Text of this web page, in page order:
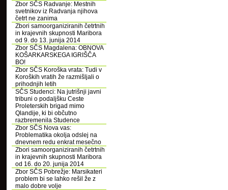
Zbor SČS Radvanje: Mestnih
svetnikov iz Radvanja njihova
četrt ne zanima
Zbori samoorganiziranih četrtnih
in krajevnih skupnosti Maribora
od 9. do 13. junija 2014
Zbor SČS Magdalena: OBNOVA
KOŠARKARSKEGA IGRIŠČA
BO!
Zbor SČS Koroška vrata: Tudi v
Koroških vratih že razmišljali o
prihodnjih letih
SČS Studenci: Na jutrišnji javni
tribuni o podaljšku Ceste
Proleterskih brigad mimo
Qlandije, ki bi občutno
razbremenila Studence
Zbor SČS Nova vas:
Problematika okolja odslej na
dnevnem redu enkrat mesečno
Zbori samoorganiziranih četrtnih
in krajevnih skupnosti Maribora
od 16. do 20. junija 2014
Zbor SČS Pobrežje: Marsikateri
problem bi se lahko rešil že z
malo dobre volje